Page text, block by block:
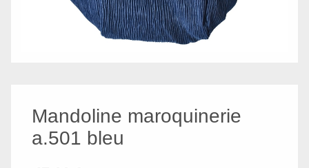
Mandoline maroquinerie
a.501 bleu